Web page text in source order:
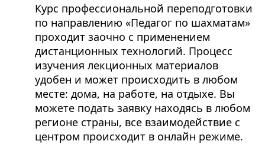
Курс профессиональной переподготовки
по направлению «Педагог по шахматам»
проходит заочно с применением
дистанционных технологий. Процесс
изучения лекционных материалов
удобен и может происходить в любом
месте: дома, на работе, на отдыхе. Вы
можете подать заявку находясь в любом
регионе страны, все взаимодействие с
центром происходит в онлайн режиме.